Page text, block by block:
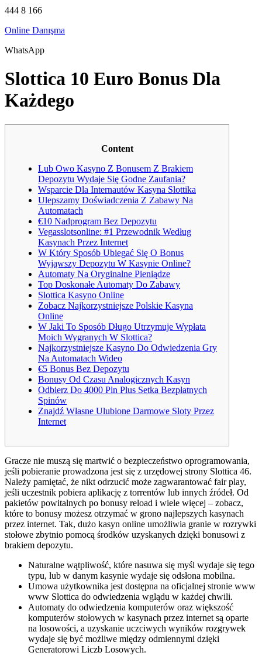
444 8 166
Online Danışma
WhatsApp
Slottica 10 Euro Bonus Dla
Każdego
Content
Lub Owo Kasyno Z Bonusem Z Brakiem
Depozytu Wydaje Się Godne Zaufania?
Wsparcie Dla Internautów Kasyna Slottika
Ulepszamy Doświadczenia Z Zabawy Na
Automatach
€10 Nadprogram Bez Depozytu
Vegasslotsonline: #1 Przewodnik Według
Kasynach Przez Internet
W Który Sposób Ubiegać Się O Bonus
Wyjąwszy Depozytu W Kasynie Online?
Automaty Na Oryginalne Pieniądze
Top Doskonałe Automaty Do Zabawy
Slottica Kasyno Online
Zobacz Najkorzystniejsze Polskie Kasyna
Online
W Jaki To Sposób Długo Utrzymuje Wypłata
Moich Wygranych W Slottica?
Najkorzystniejsze Kasyno Do Odwiedzenia Gry
Na Automatach Wideo
€5 Bonus Bez Depozytu
Bonusy Od Czasu Analogicznych Kasyn
Odbierz Do 4000 Pln Plus Setka Bezpłatnych
Spinów
Znajdź Własne Ulubione Darmowe Sloty Przez
Internet
Gracze nie muszą się martwić o bezpieczeństwo oprogramowania,
jeśli pobieranie prowadzona jest się z urzędowej strony Slottica 46.
Należy pamiętać, że nikt odrzucić może zagwarantować fair play,
jeśli uczestnik pobiera aplikację z torrentów lub innych źródeł. Od
pakietów powitalnych po bonusy reload i wiele więcej – zobacz,
które to bonusy możesz otrzymać w grono najlepszych kasynach
przez internet. Tak, dużo kasyn online umożliwia granie w rozrywki
stołowe zbytnio pomocą środków uzyskanych dzięki bonusowi z
brakiem depozytu.
Naturalne wątpliwość, które nasuwa się myśl wydaje się tego
typu, lub w danym kasynie wydaje się odsłona mobilna.
Umowa użytkownika jest dostępna na oficjalnej stronie www
www Slottica do odwiedzenia wglądu w każdej chwili.
Automaty do odwiedzenia komputerów oraz większość
komputerów stołowych w kasynach przez internet są oparte
na losowości, a uzyskanie uczciwych wyników rozgrywek
wydaje się być możliwe między odmiennymi dzięki
Generatorowi Liczb Losowych.